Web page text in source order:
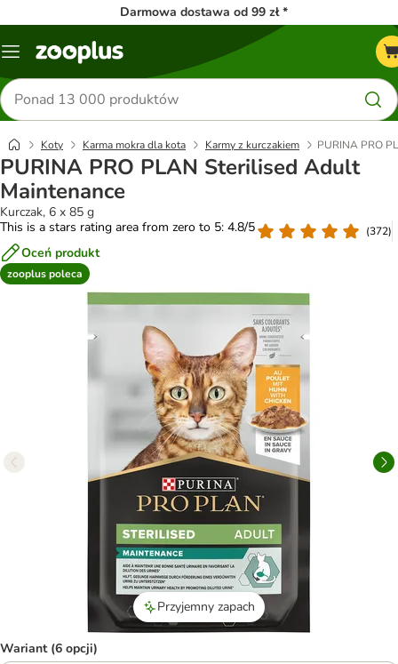
Darmowa dostawa od 99 zł *
Menu
Szukaj
produktów
Koty Karma mokra dla kota Karmy z kurczakiem PURINA PRO
PURINA PRO PLAN Sterilised Adult
Maintenance
Kurczak, 6 x 85 g
This is a stars rating area from zero to 5: 4.8/5
(372)
Oceń produkt
zooplus poleca
Przyjemny zapach
Wariant (6 opcji)